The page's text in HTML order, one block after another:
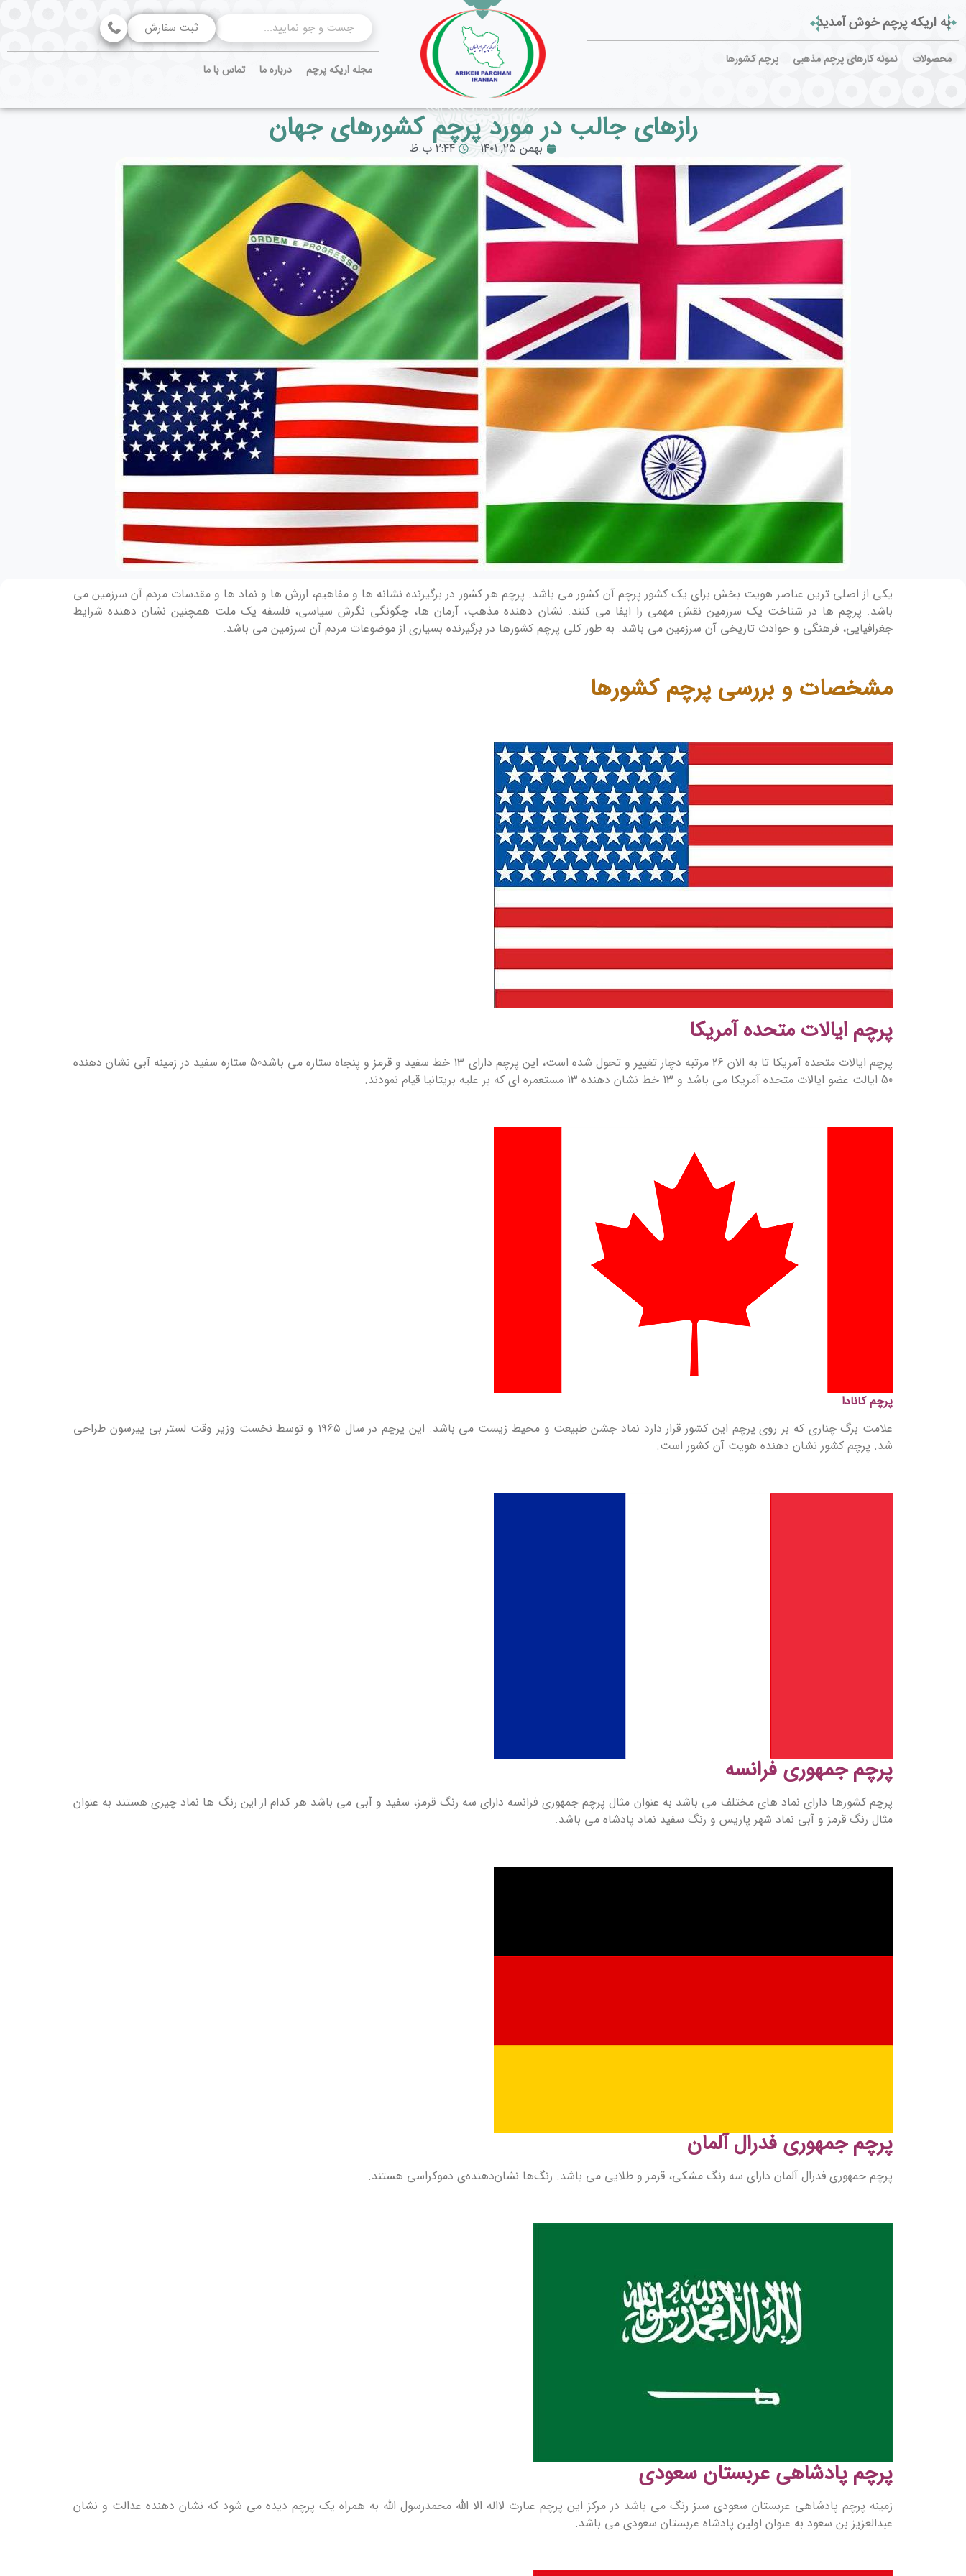
به اریکه پرچم خوش آمدید
محصولات نمونه کارهای پرچم مذهبی پرچم کشورها
ثبت سفارش
مجله اریکه پرچم درباره ما تماس با ما
رازهای جالب در مورد پرچم کشورهای جهان
بهمن ۲۵, ۱۴۰۱ ۲:۴۴ ب.ظ
یکی از اصلی ترین عناصر هویت بخش برای یک کشور پرچم آن کشور می باشد. پرچم هر کشور در برگیرنده نشانه ها و مفاهیم، ارزش ها و نماد ها و مقدسات مردم آن سرزمین می
باشد. پرچم ها در شناخت یک سرزمین نقش مهمی را ایفا می کنند. نشان دهنده مذهب، آرمان ها، چگونگی نگرش سیاسی، فلسفه یک ملت همچنین نشان دهنده شرایط
جغرافیایی، فرهنگی و حوادث تاریخی آن سرزمین می باشد. به طور کلی پرچم کشورها در برگیرنده بسیاری از موضوعات مردم آن سرزمین می باشد.
مشخصات و بررسی پرچم کشورها
پرچم ایالات متحده آمریکا
پرچم ایالات متحده آمریکا تا به الان 26 مرتبه دچار تغییر و تحول شده است، این پرچم دارای 13 خط سفید و قرمز و پنجاه ستاره می باشد50 ستاره سفید در زمینه آبی نشان دهنده
50 ایالت عضو ایالات متحده آمریکا می باشد و 13 خط نشان دهنده 13 مستعمره ای که بر علیه بریتانیا قیام نمودند.
پرچم کانادا
علامت برگ چناری که بر روی پرچم این کشور قرار دارد نماد جشن طبیعت و محیط زیست می باشد. این پرچم در سال ۱۹۶۵ و توسط نخست وزیر وقت لستر بی پیرسون طراحی
شد. پرچم کشور نشان دهنده هویت آن کشور است.
پرچم جمهوری فرانسه
پرچم کشورها دارای نماد های مختلف می باشد به عنوان مثال پرچم جمهوری فرانسه دارای سه رنگ قرمز، سفید و آبی می باشد هر کدام از این رنگ ها نماد چیزی هستند به عنوان
مثال رنگ قرمز و آبی نماد شهر پاریس و رنگ سفید نماد پادشاه می باشد.
پرچم جمهوری فدرال آلمان
پرچم جمهوری فدرال آلمان دارای سه رنگ مشکی، قرمز و طلایی می باشد. رنگ‌ها نشان‌دهنده‌ی دموکراسی هستند.
پرچم پادشاهی عربستان سعودی
زمینه پرچم پادشاهی عربستان سعودی سبز رنگ می باشد در مرکز این پرچم عبارت لااله الا الله محمدرسول الله به همراه یک پرچم دیده می شود که نشان دهنده عدالت و نشان
عبدالعزیز بن سعود به عنوان اولین پادشاه عربستان سعودی می باشد.